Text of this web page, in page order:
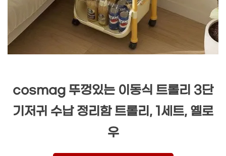
cosmag 뚜껑있는 이동식 트롤리 3단
기저귀 수납 정리함 트롤리, 1세트, 옐로
우